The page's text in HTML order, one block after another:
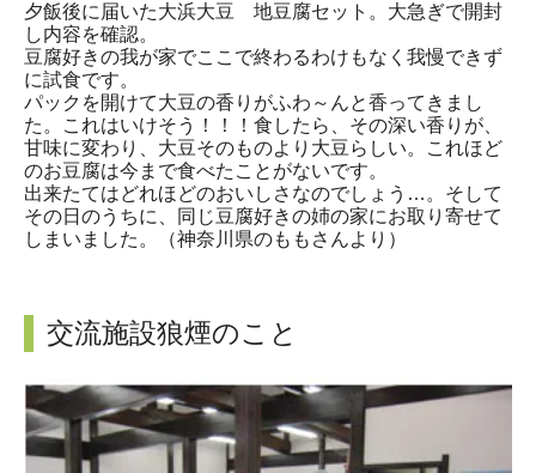
夕飯後に届いた大浜大豆 地豆腐セット。大急ぎで開封
し内容を確認。
豆腐好きの我が家でここで終わるわけもなく我慢できず
に試食です。
パックを開けて大豆の香りがふわ～んと香ってきまし
た。これはいけそう！！！食したら、その深い香りが、
甘味に変わり、大豆そのものより大豆らしい。これほど
のお豆腐は今まで食べたことがないです。
出来たてはどれほどのおいしさなのでしょう…。そして
その日のうちに、同じ豆腐好きの姉の家にお取り寄せて
しまいました。（神奈川県のももさんより）
交流施設狼煙のこと